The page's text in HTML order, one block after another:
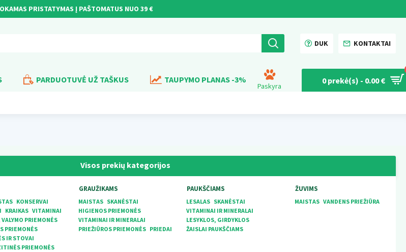
PRISTATYMAS Į PAŠTOMATUS NUO 39 €
DUK KONTAKTAI
PARDUOTUVĖ UŽ TAŠKUS TAUPYMO PLANAS -3%
Paskyra
0 prekė(s) - 0.00 €
Visos prekių kategorijos
KONSERVAI
KRAIKAS VITAMINAI
PRIEMONĖS
PRIEMONĖS
IR STOVAI
PRIEMONĖS
GRAUŽIKAMS
MAISTAS SKANĖSTAI
HIGIENOS PRIEMONĖS
VITAMINAI IR MINERALAI
PRIEŽIŪROS PRIEMONĖS PRIEDAI
PAUKŠČIAMS
LESALAS SKANĖSTAI
VITAMINAI IR MINERALAI
LESYKLOS, GIRDYKLOS
ŽAISLAI PAUKŠČIAMS
ŽUVIMS
MAISTAS VANDENS PRIEŽIŪRA